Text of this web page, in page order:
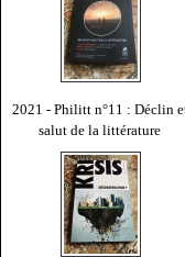
2021 - Philitt n°11 : Déclin
salut de la littérature